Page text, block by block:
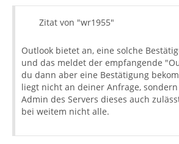
Zitat von "wr1955"
Outlook bietet an, eine solche
und das meldet der empfangende
du dann aber eine Bestätigung
liegt nicht an deiner Anfrage,
Admin des Servers dieses auch
bei weitem nicht alle.